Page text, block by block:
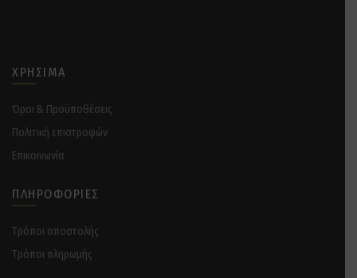
ΧΡΉΣΙΜΑ
Όροι & Προϋποθέσεις
Πολιτική επιστροφών
Επικοινωνία
ΠΛΗΡΟΦΟΡΊΕΣ
Tρόποι αποστολής
Tρόποι πληρωμής